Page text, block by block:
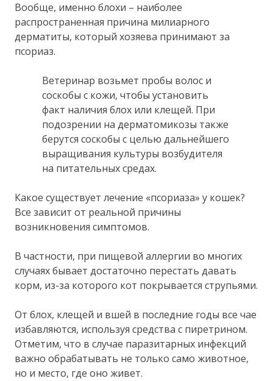
Вообще, именно блохи – наиболее
распространенная причина милиарного
дерматиты, который хозяева принимают за
псориаз.
Ветеринар возьмет пробы волос и
соскобы с кожи, чтобы установить
факт наличия блох или клещей. При
подозрении на дерматомикозы также
берутся соскобы с целью дальнейшего
выращивания культуры возбудителя
на питательных средах.
Какое существует лечение «псориаза» у кошек?
Все зависит от реальной причины
возникновения симптомов.
В частности, при пищевой аллергии во многих
случаях бывает достаточно перестать давать
корм, из-за которого кот покрывается струпьями.
От блох, клещей и вшей в последние годы все чае
избавляются, используя средства с пиретрином.
Отметим, что в случае паразитарных инфекций
важно обрабатывать не только само животное,
но и место, где оно живет.